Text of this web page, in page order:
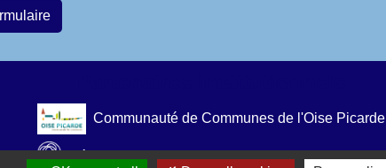
Communauté de Communes de l'Oise Picarde
Département de l'Oise